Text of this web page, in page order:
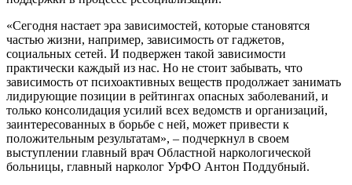
«Сегодня настает эра зависимостей, которые становятся
частью жизни, например, зависимость от гаджетов,
социальных сетей. И подвержен такой зависимости
практически каждый из нас. Но не стоит забывать, что
зависимость от психоактивных веществ продолжает занимать
лидирующие позиции в рейтингах опасных заболеваний, и
только консолидация усилий всех ведомств и организаций,
заинтересованных в борьбе с ней, может привести к
положительным результатам», – подчеркнул в своем
выступлении главный врач Областной наркологической
больницы, главный нарколог УрФО Антон Поддубный.